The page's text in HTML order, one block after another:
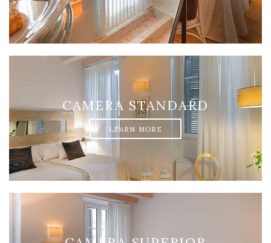
CAMERA STANDARD
LEARN MORE